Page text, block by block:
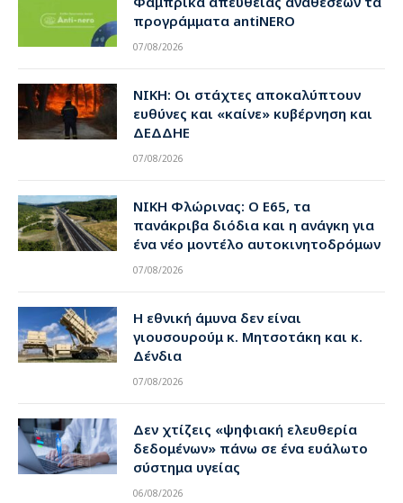
προγράμματα antiNERO
07/08/2026
ΝΙΚΗ: Οι στάχτες αποκαλύπτουν
ευθύνες και «καίνε» κυβέρνηση και
ΔΕΔΔΗΕ
07/08/2026
ΝΙΚΗ Φλώρινας: Ο Ε65, τα
πανάκριβα διόδια και η ανάγκη για
ένα νέο μοντέλο αυτοκινητοδρόμων
07/08/2026
Η εθνική άμυνα δεν είναι
γιουσουρούμ κ. Μητσοτάκη και κ.
Δένδια
07/08/2026
Δεν χτίζεις «ψηφιακή ελευθερία
δεδομένων» πάνω σε ένα ευάλωτο
σύστημα υγείας
06/08/2026